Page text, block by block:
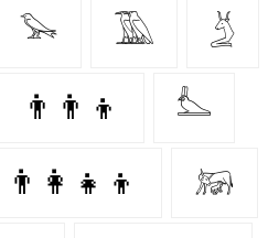
𓅨 𓅀 𓄄
👨‍👨‍👦 𓅏
👨‍👩‍👧‍👦 𓃖